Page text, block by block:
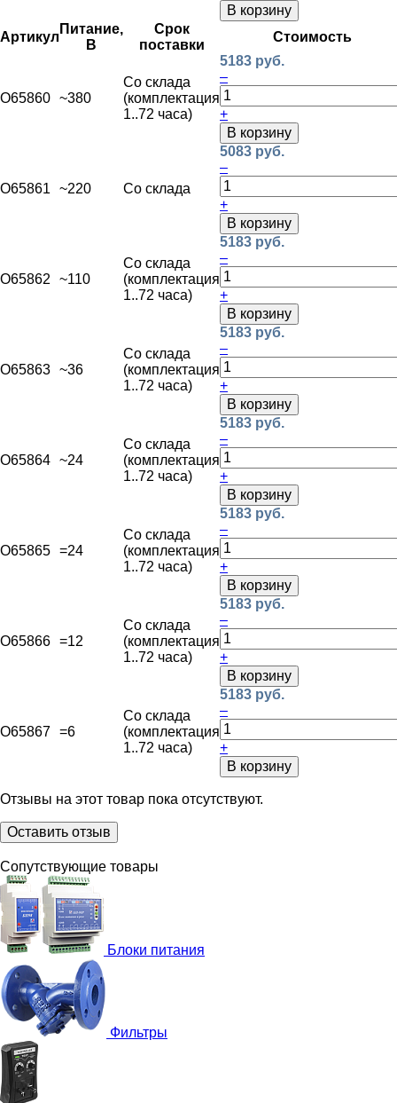
В корзину
Артикул
Питание,
В
Срок
поставки
Стоимость
O65860 ~380
Со склада
(комплектация
1..72 часа)
5183 руб.
–
+
В корзину
O65861 ~220 Со склада
5083 руб.
–
+
В корзину
O65862 ~110
Со склада
(комплектация
1..72 часа)
5183 руб.
–
+
В корзину
O65863 ~36
Со склада
(комплектация
1..72 часа)
5183 руб.
–
+
В корзину
O65864 ~24
Со склада
(комплектация
1..72 часа)
5183 руб.
–
+
В корзину
O65865 =24
Со склада
(комплектация
1..72 часа)
5183 руб.
–
+
В корзину
O65866 =12
Со склада
(комплектация
1..72 часа)
5183 руб.
–
+
В корзину
O65867 =6
Со склада
(комплектация
1..72 часа)
5183 руб.
–
+
В корзину
Отзывы на этот товар пока отсутствуют.
Оставить отзыв
Сопутствующие товары
Блоки питания
Фильтры